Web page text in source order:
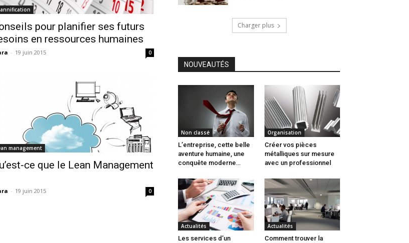
pour planifier ses futurs
en ressources humaines
- 19 juin 2015 0
management
ce que le Lean Management
- 19 juin 2015 0
Charger plus
NOUVEAUTÉS
Non classé
L’entreprise, cette belle
aventure humaine, une
conquête moderne…
Organisation
Créer vos pièces
métalliques sur mesure
avec un professionnel
Actualités
Les services d’un
Actualités
Comment trouver la